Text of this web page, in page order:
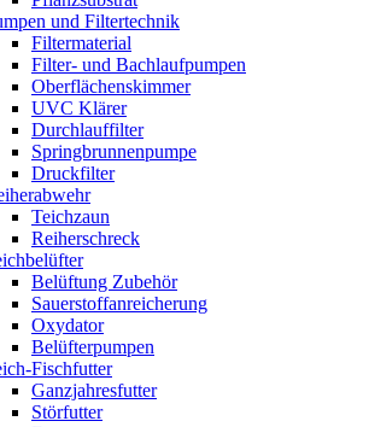
und Filtertechnik
Filtermaterial
Filter- und Bachlaufpumpen
Oberflächenskimmer
UVC Klärer
Durchlauffilter
Springbrunnenpumpe
Druckfilter
Teichzaun
Reiherschreck
Belüftung Zubehör
Sauerstoffanreicherung
Oxydator
Belüfterpumpen
Fischfutter
Ganzjahresfutter
Störfutter